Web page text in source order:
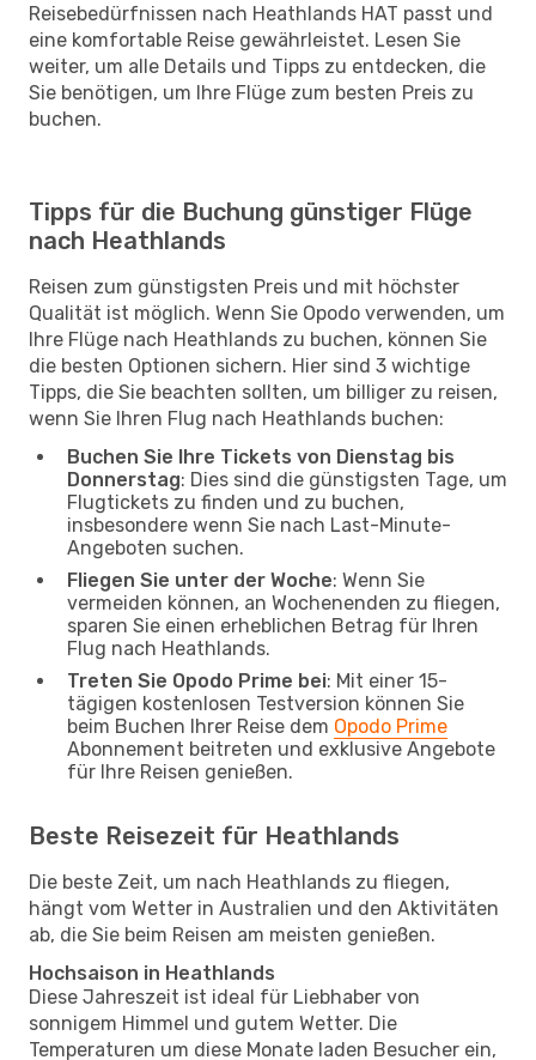
Reisebedürfnissen nach Heathlands HAT passt und
eine komfortable Reise gewährleistet. Lesen Sie
weiter, um alle Details und Tipps zu entdecken, die
Sie benötigen, um Ihre Flüge zum besten Preis zu
buchen.
Tipps für die Buchung günstiger Flüge
nach Heathlands
Reisen zum günstigsten Preis und mit höchster
Qualität ist möglich. Wenn Sie Opodo verwenden, um
Ihre Flüge nach Heathlands zu buchen, können Sie
die besten Optionen sichern. Hier sind 3 wichtige
Tipps, die Sie beachten sollten, um billiger zu reisen,
wenn Sie Ihren Flug nach Heathlands buchen:
Buchen Sie Ihre Tickets von Dienstag bis
Donnerstag: Dies sind die günstigsten Tage, um
Flugtickets zu finden und zu buchen,
insbesondere wenn Sie nach Last-Minute-
Angeboten suchen.
Fliegen Sie unter der Woche: Wenn Sie
vermeiden können, an Wochenenden zu fliegen,
sparen Sie einen erheblichen Betrag für Ihren
Flug nach Heathlands.
Treten Sie Opodo Prime bei: Mit einer 15-
tägigen kostenlosen Testversion können Sie
beim Buchen Ihrer Reise dem Opodo Prime
Abonnement beitreten und exklusive Angebote
für Ihre Reisen genießen.
Beste Reisezeit für Heathlands
Die beste Zeit, um nach Heathlands zu fliegen,
hängt vom Wetter in Australien und den Aktivitäten
ab, die Sie beim Reisen am meisten genießen.
Hochsaison in Heathlands
Diese Jahreszeit ist ideal für Liebhaber von
sonnigem Himmel und gutem Wetter. Die
Temperaturen um diese Monate laden Besucher ein,